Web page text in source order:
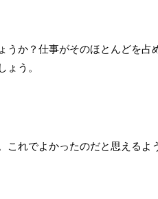
うか？仕事がそのほとんどを占
う。
これでよかったのだと思えるよ